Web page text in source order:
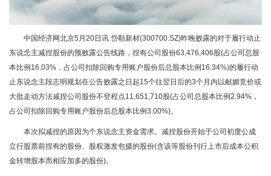
中国经济网北京5月20日讯 岱勒新材(300700.SZ)昨晚败露的对于履行动止
东说念主减捏股份的预败露公告线路，捏有公司股份63,476,406股(占公司总股
本比例16.03%，占公司扣除回购专用账户股份后总股本比例16.34%)的履行动
止东说念主段志明规划在公告败露之日起15个往翌日后的3个月内以献媚竞价或
大批走动方法减捏公司股份不登程点11,651,710股(占公司总股本比例2.94%，
占公司扣除回购专用账户股份后总股本比例3.00%)。
本次拟减捏的原因为个东说念主资金需求。减捏股份开始于公司初度公成
立行股票前捏有的股份、股权激发包摄的股份(含该等股份刊行上市后成本公积
金转增股本而相应加多的股份)。